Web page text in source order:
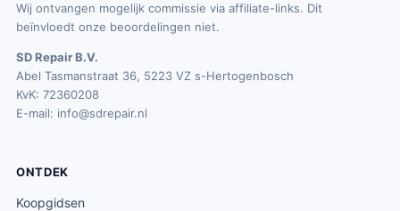
Wij ontvangen mogelijk commissie via affiliate-links. Dit
beïnvloedt onze beoordelingen niet.
SD Repair B.V.
Abel Tasmanstraat 36, 5223 VZ s-Hertogenbosch
KvK: 72360208
E-mail: info@sdrepair.nl
ONTDEK
Koopgidsen